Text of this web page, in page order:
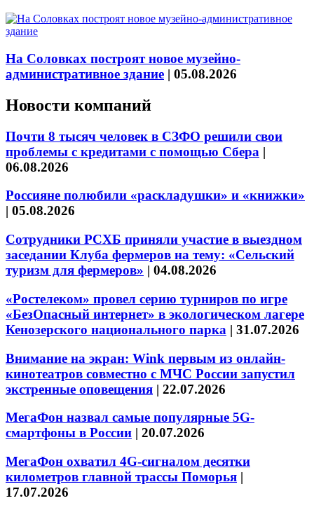
На Соловках построят новое музейно-
административное здание | 05.08.2026
Новости компаний
Почти 8 тысяч человек в СЗФО решили свои
проблемы с кредитами с помощью Сбера |
06.08.2026
Россияне полюбили «раскладушки» и «книжки»
| 05.08.2026
Сотрудники РСХБ приняли участие в выездном
заседании Клуба фермеров на тему: «Сельский
туризм для фермеров» | 04.08.2026
«Ростелеком» провел серию турниров по игре
«БезОпасный интернет» в экологическом лагере
Кенозерского национального парка | 31.07.2026
Внимание на экран: Wink первым из онлайн-
кинотеатров совместно с МЧС России запустил
экстренные оповещения | 22.07.2026
МегаФон назвал самые популярные 5G-
смартфоны в России | 20.07.2026
МегаФон охватил 4G-сигналом десятки
километров главной трассы Поморья |
17.07.2026